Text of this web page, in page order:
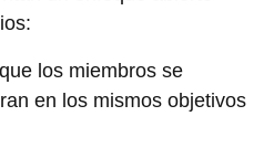
los miembros se
en los mismos objetivos